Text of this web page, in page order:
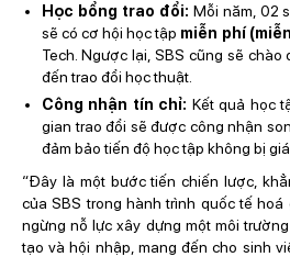
Học bổng trao đổi: Mỗi năm, 02
sẽ có cơ hội học tập miễn phí
Tech. Ngược lại, SBS cũng sẽ
đến trao đổi học thuật.
Công nhận tín chỉ: Kết quả học
gian trao đổi sẽ được công nhận
đảm bảo tiến độ học tập không bị
“Đây là một bước tiến chiến lược,
của SBS trong hành trình quốc tế hoá
ngừng nỗ lực xây dựng một môi
tạo và hội nhập, mang đến cho sinh